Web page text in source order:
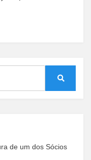
de um dos Sócios